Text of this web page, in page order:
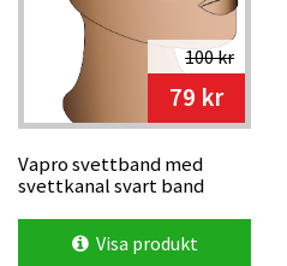
100 kr
79 kr
Vapro svettband med
svettkanal svart band
Visa produkt